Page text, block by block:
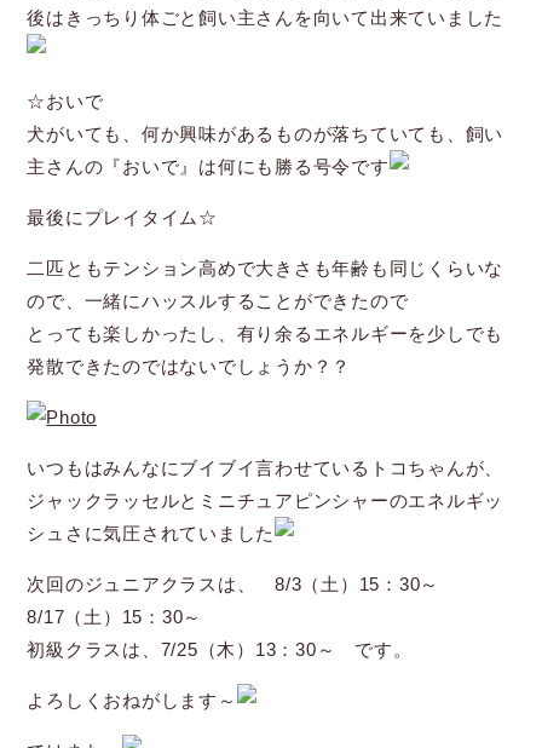
後はきっちり体ごと飼い主さんを向いて出来ていました
☆おいで
犬がいても、何か興味があるものが落ちていても、飼い
主さんの『おいで』は何にも勝る号令です
最後にプレイタイム☆
二匹ともテンション高めで大きさも年齢も同じくらいな
ので、一緒にハッスルすることができたので
とっても楽しかったし、有り余るエネルギーを少しでも
発散できたのではないでしょうか？？
いつもはみんなにブイブイ言わせているトコちゃんが、
ジャックラッセルとミニチュアピンシャーのエネルギッ
シュさに気圧されていました
次回のジュニアクラスは、 8/3（土）15：30～
8/17（土）15：30～
初級クラスは、7/25（木）13：30～ です。
よろしくおねがします～